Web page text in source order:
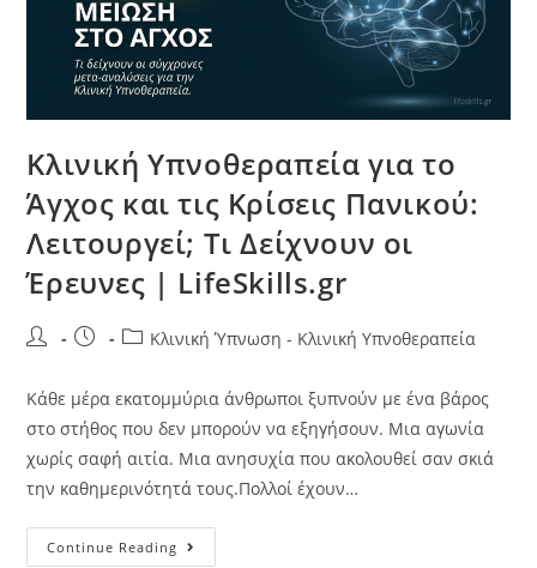
Κλινική Υπνοθεραπεία για το
Άγχος και τις Κρίσεις Πανικού:
Λειτουργεί; Τι Δείχνουν οι
Έρευνες | LifeSkills.gr
Κλινική Ύπνωση - Κλινική Υπνοθεραπεία
Κάθε μέρα εκατομμύρια άνθρωποι ξυπνούν με ένα βάρος
στο στήθος που δεν μπορούν να εξηγήσουν. Μια αγωνία
χωρίς σαφή αιτία. Μια ανησυχία που ακολουθεί σαν σκιά
την καθημερινότητά τους.Πολλοί έχουν…
Continue Reading